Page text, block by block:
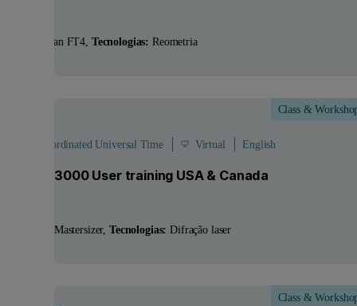
Freeman FT4 Tecnologias:Reometria
Class &
- 21:00 Coordinated Universal Time Virtual English
3000 User training USA & Canada
Linha Mastersizer Tecnologias:Difração laser
Class &